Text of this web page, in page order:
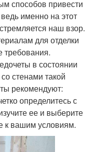
способов привести
именно на этот
наш взор.
для отделки
в состоянии
стенами такой
рекомендуют:
определитесь с
ее и выберите
к вашим условиям.